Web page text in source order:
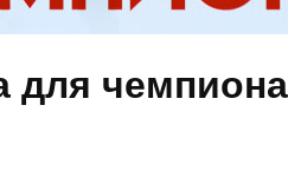
для чемпиона